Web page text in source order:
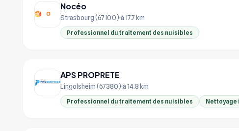
Nocéo
Strasbourg (67100) à 17.7 km
Professionnel du traitement des nuisibles
APS PROPRETE
Lingolsheim (67380) à 14.8 km
Professionnel du traitement des nuisibles Nettoyage